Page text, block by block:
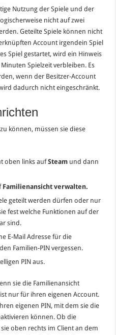
Nutzung der Spiele und der
nicht auf zwei
Geteilte Spiele können nicht
Account irgendein Spiel
Spiel gestartet, wird ein Hinweis
Spielzeit verbleiben. Es
wenn der Besitzer-Account
dadurch nicht eingeschränkt.
können, müssen sie diese
oben links aufSteam und dann
Familienansicht verwalten.
geteilt werden dürfen oder nur
fest welche Funktionen auf der
sind.
E-Mail Adresse für die
Familien-PIN vergessen.
PIN aus.
sie die Familienansicht
nur für ihren eigenen Account.
eigenen PIN, mit dem sie die
können. Ob die
oben rechts im Client an dem